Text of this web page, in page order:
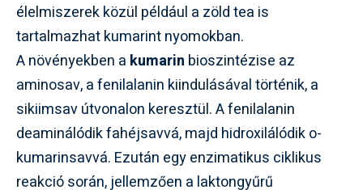
élelmiszerek közül például a zöld tea is
tartalmazhat kumarint nyomokban.
A növényekben a kumarin bioszintézise az
aminosav, a fenilalanin kiindulásával történik, a
sikiimsav útvonalon keresztül. A fenilalanin
deaminálódik fahéjsavvá, majd hidroxilálódik o-
kumarinsavvá. Ezután egy enzimatikus ciklikus
reakció során, jellemzően a laktongyűrű